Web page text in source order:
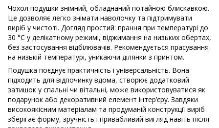
Чохол подушки знімний, обладнаний потайною блискавкою.
Це дозволяє легко знімати наволочку та підтримувати
виріб у чистоті. Догляд простий: прання при температурі до
30 °C у делікатному режимі, віджимання на низьких обертах,
без застосування відбілювачів. Рекомендується прасування
на низькій температурі, уникаючи ділянки з принтом.
Подушка поєднує практичність і універсальність. Вона
підходить для відпочинку вдома, створює додатковий
затишок у спальні чи вітальні, може використовуватися як
подарунок або декоративний елемент інтер’єру. Завдяки
високоякісним матеріалам та продуманій конструкції виріб
зберігає форму, зручність і привабливий вигляд навіть після